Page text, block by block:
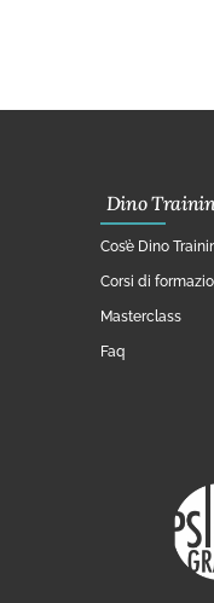
Dino
Cos’è Dino
Corsi di
Masterclass
Faq